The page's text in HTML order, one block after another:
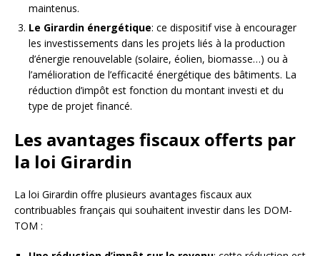
maintenus.
Le Girardin énergétique: ce dispositif vise à encourager
les investissements dans les projets liés à la production
d’énergie renouvelable (solaire, éolien, biomasse…) ou à
l’amélioration de l’efficacité énergétique des bâtiments. La
réduction d’impôt est fonction du montant investi et du
type de projet financé.
Les avantages fiscaux offerts par
la loi Girardin
La loi Girardin offre plusieurs avantages fiscaux aux
contribuables français qui souhaitent investir dans les DOM-
TOM :